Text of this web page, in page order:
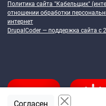
Политика сайта "Кабельщик"
отношении обработки
интернет
DrupalCoder — поддержка сайта c
Согласен